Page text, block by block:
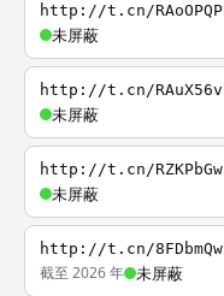
http://t.cn/RAoOPQP
未屏蔽
http://t.cn/RAuX56v
未屏蔽
http://t.cn/RZKPbGw
未屏蔽
http://t.cn/8FDbmQw
截至 2026 年 未屏蔽